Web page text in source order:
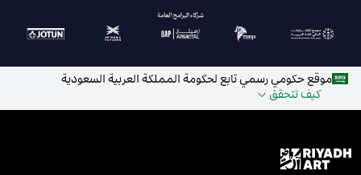
موقع حكومي رسمي تابع لحكومة المملكة العربية السعودية
كيف تتحقق